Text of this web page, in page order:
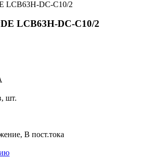
LCB63H-DC-C10/2
шт.
В пост.тока